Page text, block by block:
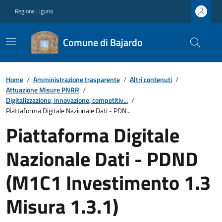
Regione Liguria
Comune di Bajardo
Home / Amministrazione trasparente / Altri contenuti /
Attuazione Misure PNRR /
Digitalizzazione, innovazione, competitiv... /
Piattaforma Digitale Nazionale Dati - PDN...
Piattaforma Digitale
Nazionale Dati - PDND
(M1C1 Investimento 1.3
Misura 1.3.1)